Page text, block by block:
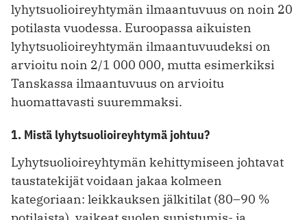
lyhytsuolioireyhtymän ilmaantuvuus on noin 20
potilasta vuodessa. Euroopassa aikuisten
lyhytsuolioireyhtymän ilmaantuvuudeksi on
arvioitu noin 2/1 000 000, mutta esimerkiksi
Tanskassa ilmaantuvuus on arvioitu
huomattavasti suuremmaksi.
1. Mistä lyhytsuolioireyhtymä johtuu?
Lyhytsuolioireyhtymän kehittymiseen johtavat
taustatekijät voidaan jakaa kolmeen
kategoriaan: leikkauksen jälkitilat (80–90 %